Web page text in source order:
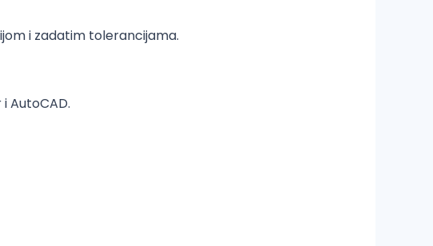
i zadatim tolerancijama.
AutoCAD.